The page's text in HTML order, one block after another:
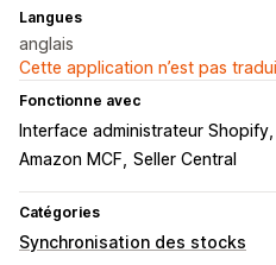
Langues
anglais
Cette application n’est pas
Fonctionne avec
Interface administrateur Shopify
Amazon MCF Seller Central
Catégories
Synchronisation des stocks